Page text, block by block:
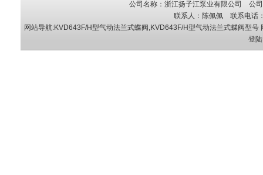
公司名称：浙江扬子江泵业有限公司 公
联系人：陈佩佩 联系电话
网站导航:KVD643F/H型气动法兰式蝶阀,KVD643F/H型气动法兰式蝶阀型号
登陆